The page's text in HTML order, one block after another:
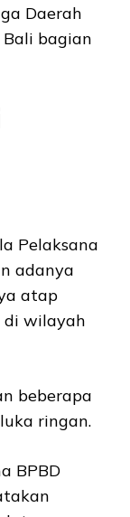
Daerah
bagian
Pelaksana
adanya
atap
di wilayah
beberapa
ringan.
BPBD